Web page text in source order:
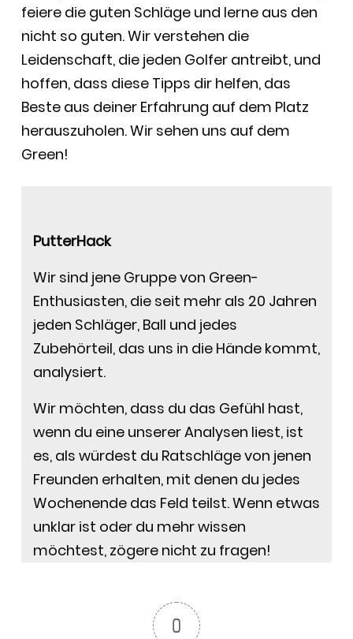
feiere die guten Schläge und lerne aus den
nicht so guten. Wir verstehen die
Leidenschaft, die jeden Golfer antreibt, und
hoffen, dass diese Tipps dir helfen, das
Beste aus deiner Erfahrung auf dem Platz
herauszuholen. Wir sehen uns auf dem
Green!
PutterHack
Wir sind jene Gruppe von Green-
Enthusiasten, die seit mehr als 20 Jahren
jeden Schläger, Ball und jedes
Zubehörteil, das uns in die Hände kommt,
analysiert.
Wir möchten, dass du das Gefühl hast,
wenn du eine unserer Analysen liest, ist
es, als würdest du Ratschläge von jenen
Freunden erhalten, mit denen du jedes
Wochenende das Feld teilst. Wenn etwas
unklar ist oder du mehr wissen
möchtest, zögere nicht zu fragen!
0